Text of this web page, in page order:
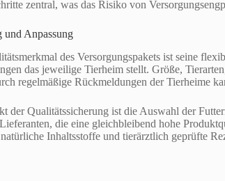
zentral, was das Risiko von
und Anpassung
des Versorgungspakets ist seine
das jeweilige Tierheim stellt. Größe,
regelmäßige Rückmeldungen der Tierheime
der Qualitätssicherung ist die Auswahl der
die eine gleichbleibend hohe
natürliche Inhaltsstoffe und tierärztlich geprüfte